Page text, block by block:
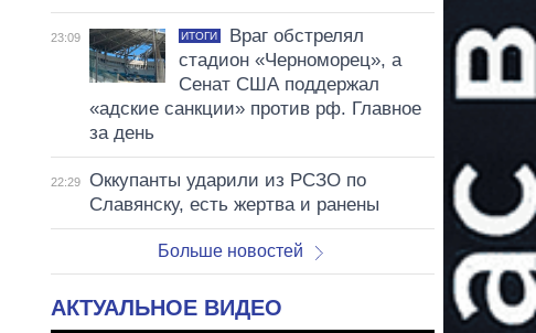
23:09 ИТОГИ
Враг обстрелял
стадион «Черноморец», а
Сенат США поддержал
«адские санкции» против рф. Главное
за день
22:29
Оккупанты ударили из РСЗО по
Славянску, есть жертва и ранены
Больше новостей
АКТУАЛЬНОЕ ВИДЕО